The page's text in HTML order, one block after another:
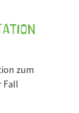
zum
Fall